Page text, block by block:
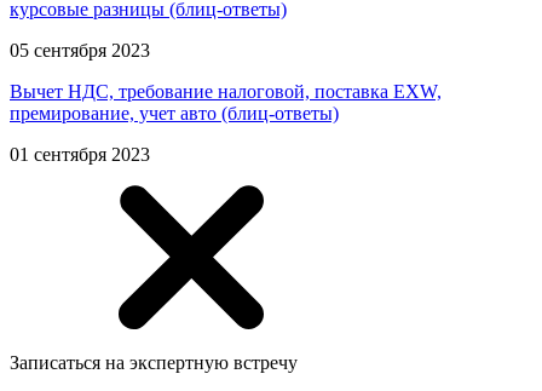
курсовые разницы (блиц-ответы)
05 сентября 2023
Вычет НДС, требование налоговой, поставка EXW,
премирование, учет авто (блиц-ответы)
01 сентября 2023
Записаться на экспертную встречу